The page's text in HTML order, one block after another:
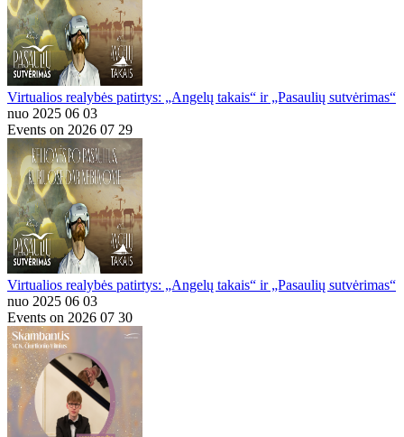
Virtualios realybės patirtys: „Angelų takais“ ir „Pasaulių sutvėrimas“
nuo 2025 06 03
Events on 2026 07 29
Virtualios realybės patirtys: „Angelų takais“ ir „Pasaulių sutvėrimas“
nuo 2025 06 03
Events on 2026 07 30